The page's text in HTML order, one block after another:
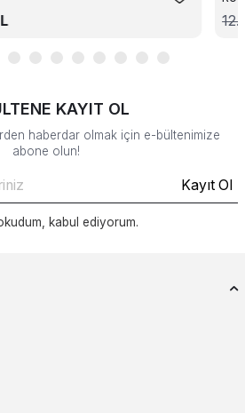
KAYIT OL
haberdar olmak için e-bültenimize
abone olun!
Kayıt Ol
kabul ediyorum.